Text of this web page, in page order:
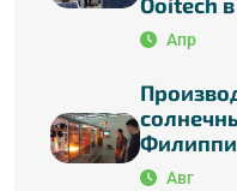
Апр
Авг